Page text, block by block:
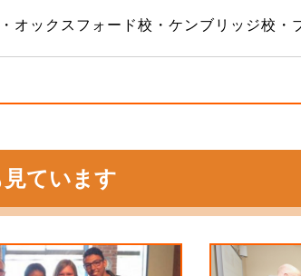
オックスフォード校・ケンブリッジ校
ています